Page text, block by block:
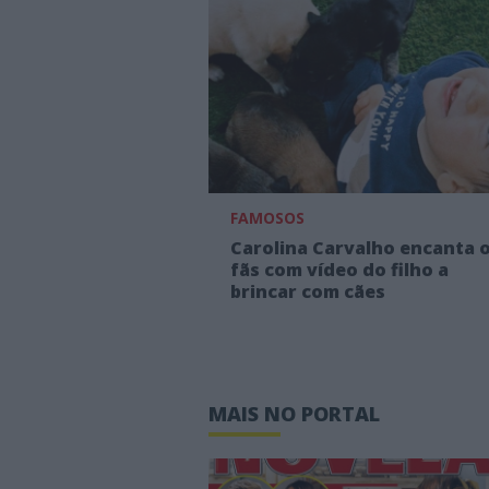
FAMOSOS
Carolina Carvalho encanta
fãs com vídeo do filho a
brincar com cães
MAIS NO PORTAL